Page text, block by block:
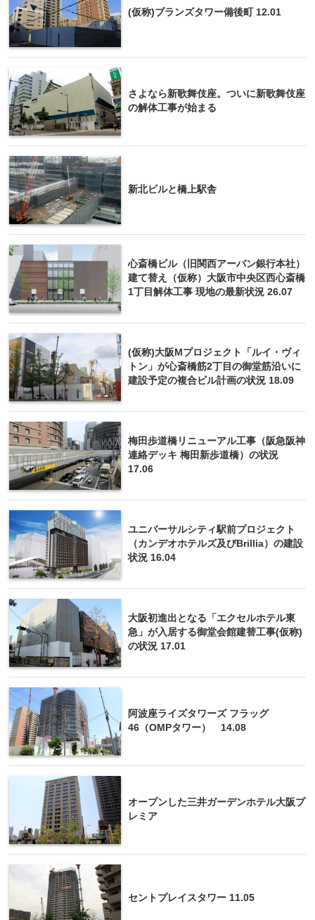
(仮称)ブランズタワー備後町 12.01
さよなら新歌舞伎座。ついに新歌舞伎座
の解体工事が始まる
新北ビルと橋上駅舎
心斎橋ビル（旧関西アーバン銀行本社）
建て替え（仮称）大阪市中央区西心斎橋
1丁目解体工事 現地の最新状況 26.07
(仮称)大阪Mプロジェクト「ルイ・ヴィ
トン」が心斎橋筋2丁目の御堂筋沿いに
建設予定の複合ビル計画の状況 18.09
梅田歩道橋リニューアル工事（阪急阪神
連絡デッキ 梅田新歩道橋）の状況
17.06
ユニバーサルシティ駅前プロジェクト
（カンデオホテルズ及びBrillia）の建設
状況 16.04
大阪初進出となる「エクセルホテル東
急」が入居する御堂会館建替工事(仮称)
の状況 17.01
阿波座ライズタワーズ フラッグ
46（OMPタワー） 14.08
オープンした三井ガーデンホテル大阪プ
レミア
セントプレイスタワー 11.05